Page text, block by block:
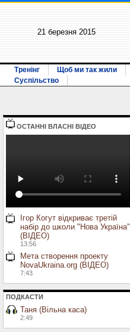
21 березня 2015
Тренінг Щоб ми так жили
Суспільство
ОСТАННI ВЛАСНI ВIДЕО
Ігор Когут відкриває третій
набір до школи "Нова Україна"
(ВІДЕО)
13:56
Мета створення проекту
NovaUkraina.org (ВІДЕО)
7:43
ПОДКАСТИ
Таня (Вільна каса)
2:49